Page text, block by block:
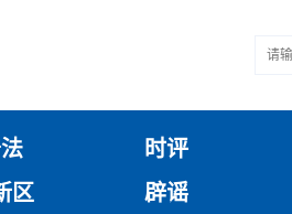
时评
区 辟谣